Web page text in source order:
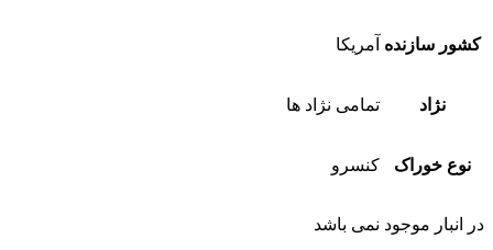
کشور سازنده آمریکا
نژاد تمامی نژاد ها
نوع خوراک کنسرو
در انبار موجود نمی باشد